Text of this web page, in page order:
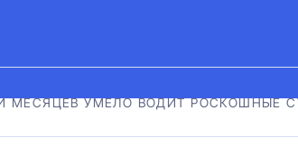
МЕСЯЦЕВ УМЕЛО ВОДИТ РОСКОШНЫЕ